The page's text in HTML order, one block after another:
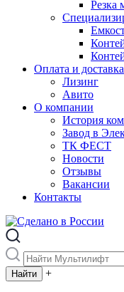
Резка
Оплата и доставка
Лизинг
Авито
О компании
История
Завод в
ТК ФЕСТ
Новости
Отзывы
Вакансии
Контакты
+